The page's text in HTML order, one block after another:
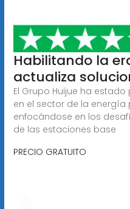
Habilitando la
actualiza
El Grupo Huijue ha
en el sector de la
enfocándose en los
de las estaciones base
PRECIO GRATUITO